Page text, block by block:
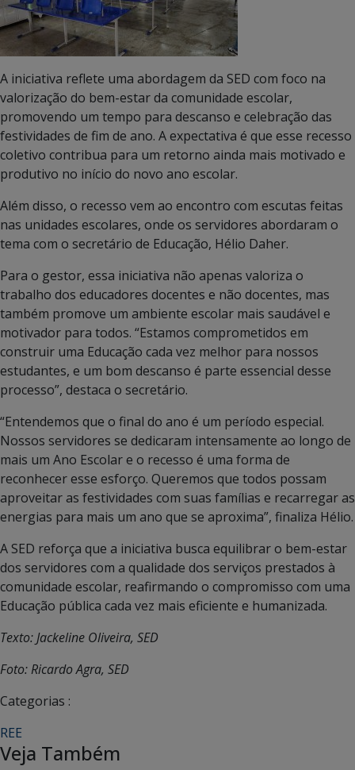
A iniciativa reflete uma abordagem da SED com foco na
valorização do bem-estar da comunidade escolar,
promovendo um tempo para descanso e celebração das
festividades de fim de ano. A expectativa é que esse recesso
coletivo contribua para um retorno ainda mais motivado e
produtivo no início do novo ano escolar.
Além disso, o recesso vem ao encontro com escutas feitas
nas unidades escolares, onde os servidores abordaram o
tema com o secretário de Educação, Hélio Daher.
Para o gestor, essa iniciativa não apenas valoriza o
trabalho dos educadores docentes e não docentes, mas
também promove um ambiente escolar mais saudável e
motivador para todos. “Estamos comprometidos em
construir uma Educação cada vez melhor para nossos
estudantes, e um bom descanso é parte essencial desse
processo”, destaca o secretário.
“Entendemos que o final do ano é um período especial.
Nossos servidores se dedicaram intensamente ao longo de
mais um Ano Escolar e o recesso é uma forma de
reconhecer esse esforço. Queremos que todos possam
aproveitar as festividades com suas famílias e recarregar as
energias para mais um ano que se aproxima”, finaliza Hélio.
A SED reforça que a iniciativa busca equilibrar o bem-estar
dos servidores com a qualidade dos serviços prestados à
comunidade escolar, reafirmando o compromisso com uma
Educação pública cada vez mais eficiente e humanizada.
Texto: Jackeline Oliveira, SED
Foto: Ricardo Agra, SED
Categorias :
REE
Veja Também